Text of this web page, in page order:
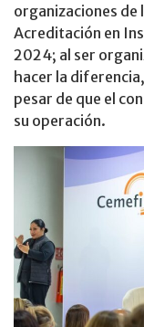
organizaciones de
Acreditación en
2024; al ser
hacer la
pesar de que el
su operación.